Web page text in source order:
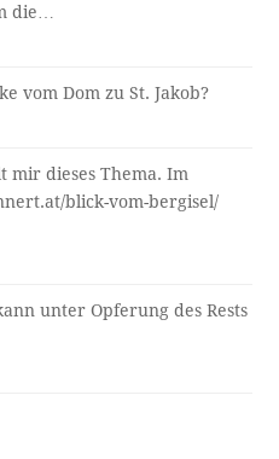
die…
vom Dom zu St. Jakob?
mir dieses Thema. Im
blick-vom-bergisel/
unter Opferung des Rests